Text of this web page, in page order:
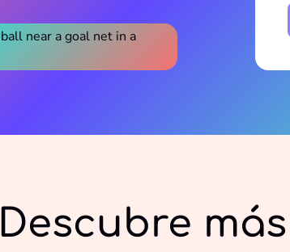
Descubre